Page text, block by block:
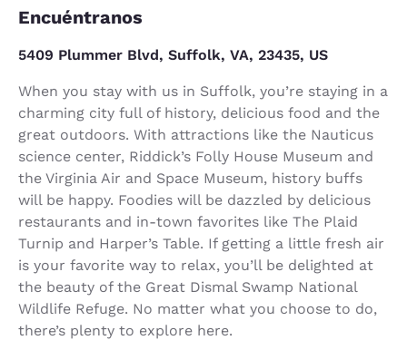
Encuéntranos
5409 Plummer Blvd, Suffolk, VA, 23435, US
When you stay with us in Suffolk, you’re staying in a
charming city full of history, delicious food and the
great outdoors. With attractions like the Nauticus
science center, Riddick’s Folly House Museum and
the Virginia Air and Space Museum, history buffs
will be happy. Foodies will be dazzled by delicious
restaurants and in-town favorites like The Plaid
Turnip and Harper’s Table. If getting a little fresh air
is your favorite way to relax, you’ll be delighted at
the beauty of the Great Dismal Swamp National
Wildlife Refuge. No matter what you choose to do,
there’s plenty to explore here.